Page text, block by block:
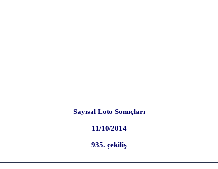
Sayısal Loto Sonuçları
11/10/2014
935. çekiliş